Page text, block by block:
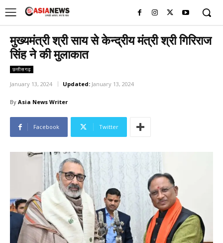
मुख्यमंत्री श्री साय से केन्द्रीय मंत्री श्री गिरिराज
सिंह ने की मुलाकात
छत्तीसगढ़
January 13, 2024 Updated: January 13, 2024
By Asia News Writer
Facebook Twitter